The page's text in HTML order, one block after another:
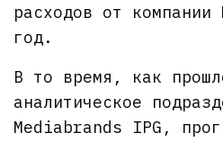
расходов от компании
год.
В то время, как
аналитическое
Mediabrands IPG,